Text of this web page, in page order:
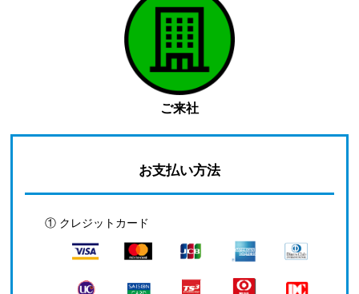
ご来社
お支払い方法
① クレジットカード